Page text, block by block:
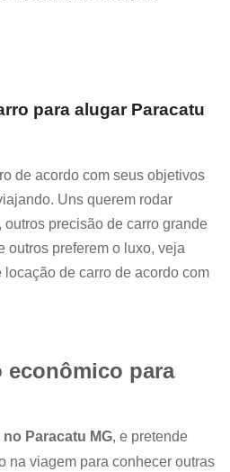
para alugar Paracatu
de acordo com seus objetivos
Uns querem rodar
outros precisão de carro grande
outros preferem o luxo, veja
de carro de acordo com
econômico para
no Paracatu MG, e pretende
na viagem para conhecer outras